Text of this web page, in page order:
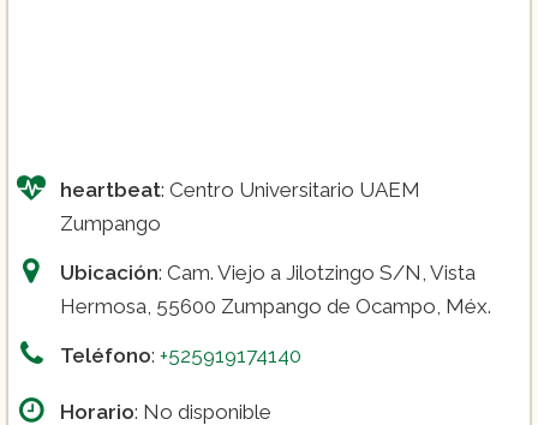
heartbeat: Centro Universitario UAEM
Zumpango
Ubicación: Cam. Viejo a Jilotzingo S/N, Vista
Hermosa, 55600 Zumpango de Ocampo, Méx.
Teléfono: +525919174140
Horario: No disponible